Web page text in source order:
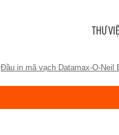
THƯ
Đầu in mã vạch Datamax-O-Neil